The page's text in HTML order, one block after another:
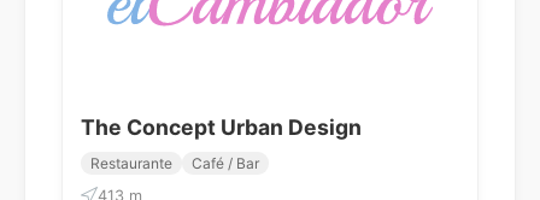
The Concept Urban Design
Restaurante
Café / Bar
413 m